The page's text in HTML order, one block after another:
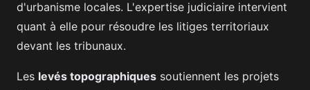
d'urbanisme locales. L'expertise judiciaire intervient
quant à elle pour résoudre les litiges territoriaux
devant les tribunaux.
Les levés topographiques soutiennent les projets